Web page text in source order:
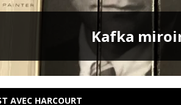
Kafka
AVEC HARCOURT